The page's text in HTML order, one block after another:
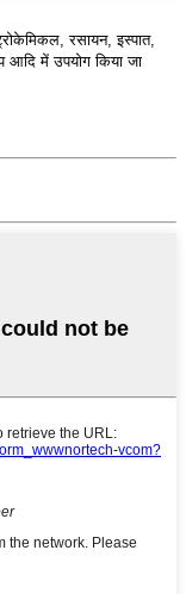
रसायन, इस्पात,
आदि में उपयोग किया जा